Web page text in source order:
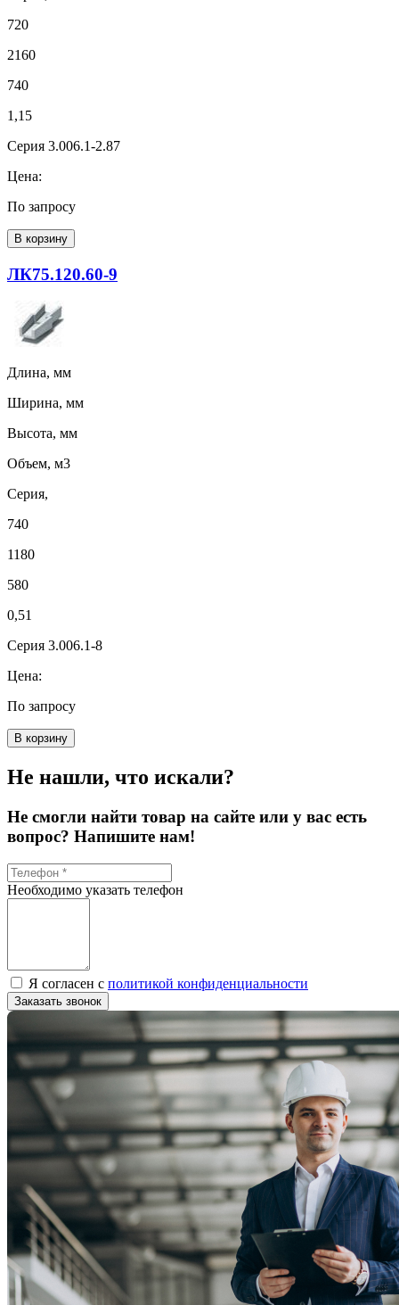
720
2160
740
1,15
Серия 3.006.1-2.87
Цена:
По запросу
В корзину
ЛК75.120.60-9
Длина, мм
Ширина, мм
Высота, мм
Объем, м3
Серия,
740
1180
580
0,51
Серия 3.006.1-8
Цена:
По запросу
В корзину
Не нашли, что искали?
Не смогли найти товар на сайте или у вас есть
вопрос? Напишите нам!
Необходимо указать телефон
Я согласен с политикой конфиденциальности
Заказать звонок